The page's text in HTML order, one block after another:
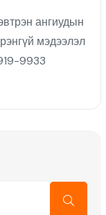
ангиудын
мэдээлэл
9933